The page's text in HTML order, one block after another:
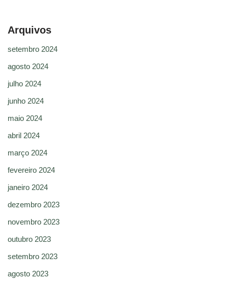
Arquivos
setembro 2024
agosto 2024
julho 2024
junho 2024
maio 2024
abril 2024
março 2024
fevereiro 2024
janeiro 2024
dezembro 2023
novembro 2023
outubro 2023
setembro 2023
agosto 2023